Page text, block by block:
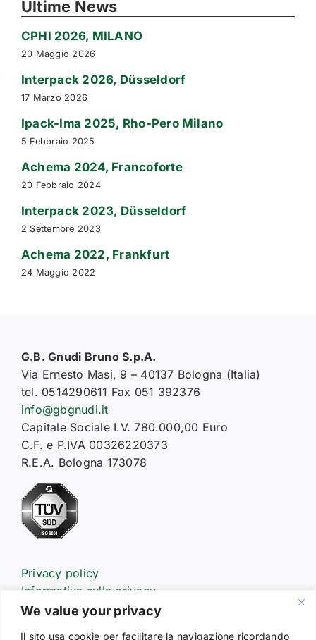
We value your privacy
Il sito usa cookie per facilitare la navigazione ricordando
Ultime News
CPHI 2026, MILANO
20 Maggio 2026
Interpack 2026, Düsseldorf
17 Marzo 2026
Ipack-Ima 2025, Rho-Pero Milano
5 Febbraio 2025
Achema 2024, Francoforte
20 Febbraio 2024
Interpack 2023, Düsseldorf
2 Settembre 2023
Achema 2022, Frankfurt
24 Maggio 2022
G.B. Gnudi Bruno S.p.A.
Via Ernesto Masi, 9 – 40137 Bologna (Italia)
tel. 0514290611 Fax 051 392376
info@gbgnudi.it
Capitale Sociale I.V. 780.000,00 Euro
C.F. e P.IVA 00326220373
R.E.A. Bologna 173078
Privacy policy
Informativa sulla privacy
Informativa estesa sull’uso dei cookie